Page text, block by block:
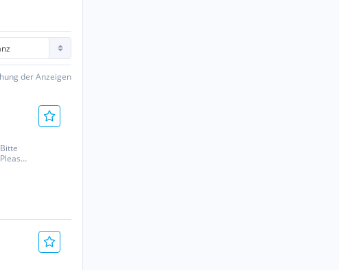
der Anzeigen